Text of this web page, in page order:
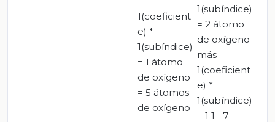
1(coeficient
e) *
1(subíndice)
= 1 átomo
de oxígeno
= 5 átomos
de oxígeno
1(subíndice)
= 2 átomo
de oxígeno
más
1(coeficient
e) *
1(subíndice)
= 1 1= 7